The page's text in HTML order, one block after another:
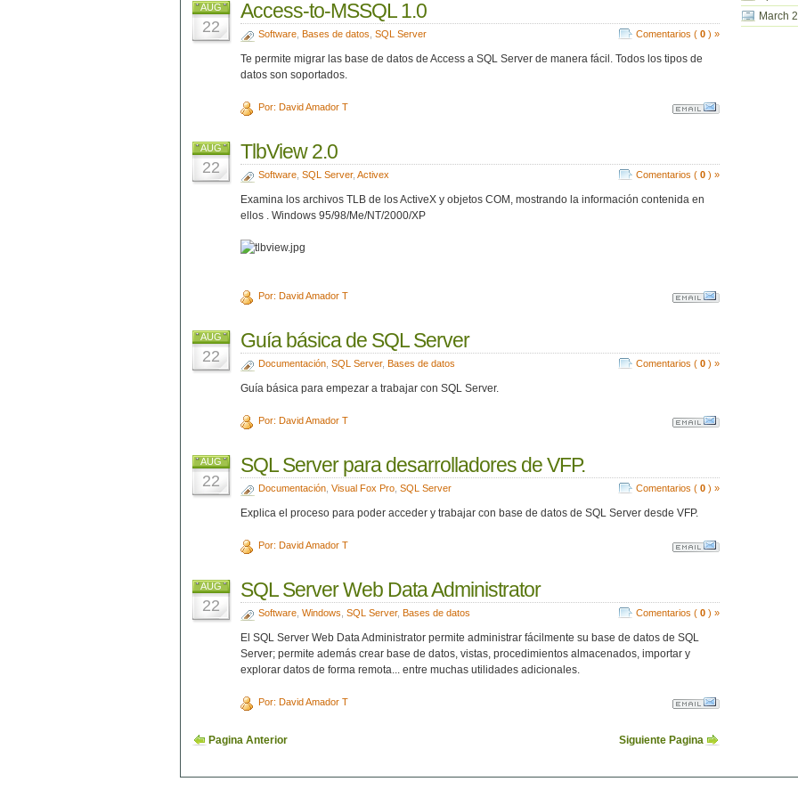
AUG
22
Access-to-MSSQL 1.0
Software, Bases de datos SQL Server Comentarios ( 0) »
Te permite migrar las base de datos de Access a SQL Server de manera fácil. Todos los tipos de
datos son soportados.
Por: David Amador T
AUG
22
TlbView 2.0
Software, SQL Server, Activex Comentarios ( 0) »
Examina los archivos TLB de los ActiveX y objetos COM, mostrando la información contenida en
ellos . Windows 95/98/Me/NT/2000/XP
Por: David Amador T
AUG
22
Guía básica de SQL Server
Documentación, SQL Server, Bases de datos Comentarios ( 0) »
Guía básica para empezar a trabajar con SQL Server.
Por: David Amador T
AUG
22
SQL Server para desarrolladores de VFP.
Documentación, Visual Fox Pro, SQL Server Comentarios ( 0) »
Explica el proceso para poder acceder y trabajar con base de datos de SQL Server desde VFP.
Por: David Amador T
AUG
22
SQL Server Web Data Administrator
Software, Windows SQL Server, Bases de datos Comentarios ( 0) »
El SQL Server Web Data Administrator permite administrar fácilmente su base de datos de SQL
Server; permite además crear base de datos, vistas, procedimientos almacenados, importar y
explorar datos de forma remota... entre muchas utilidades adicionales.
Por: David Amador T
Siguiente Pagina
Pagina Anterior
March